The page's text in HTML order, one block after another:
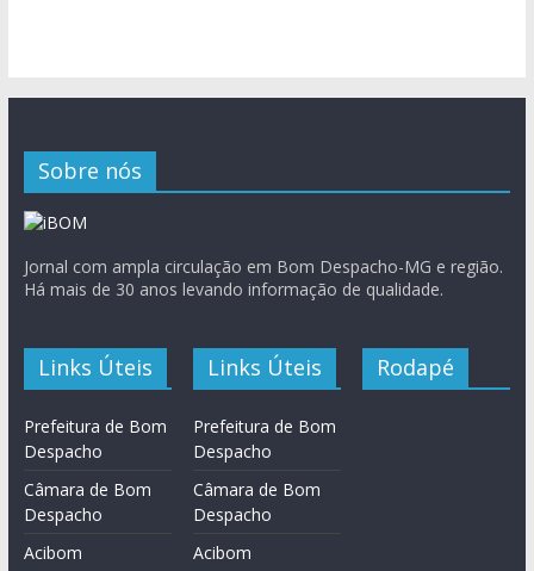
Sobre nós
Jornal com ampla circulação em Bom Despacho-MG e região.
Há mais de 30 anos levando informação de qualidade.
Links Úteis
Prefeitura de Bom
Despacho
Câmara de Bom
Despacho
Acibom
Links Úteis
Prefeitura de Bom
Despacho
Câmara de Bom
Despacho
Acibom
Rodapé